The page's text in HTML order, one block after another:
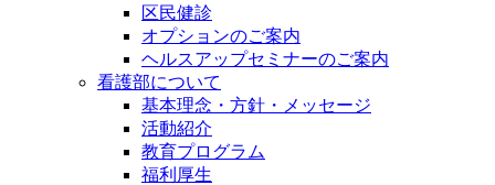
区民健診
オプションのご案内
ヘルスアップセミナーのご案内
看護部について
基本理念・方針・メッセージ
活動紹介
教育プログラム
福利厚生